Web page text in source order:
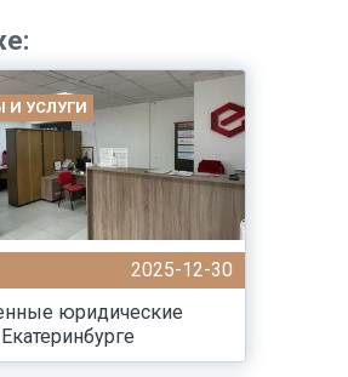
И УСЛУГИ
2025-12-30
юридические